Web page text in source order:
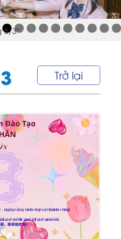
8/3"
Trở lại